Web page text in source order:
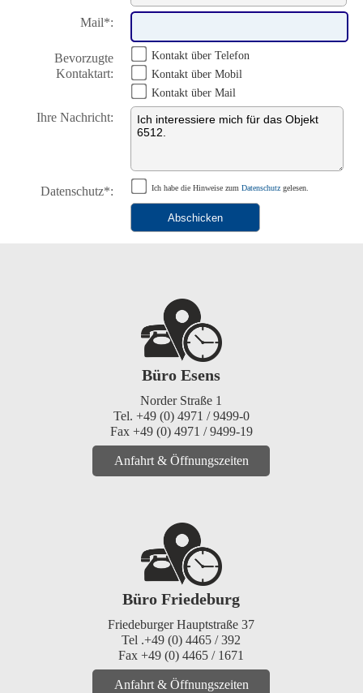
Mail*:
Bevorzugte
Kontaktart:
Kontakt über Telefon
Kontakt über Mobil
Kontakt über Mail
Ihre Nachricht:
Datenschutz*: Ich habe die Hinweise zumDatenschutz gelesen.
Büro Esens
Norder Straße 1
Tel. +49 (0) 4971 / 9499-0
Fax +49 (0) 4971 / 9499-19
Anfahrt & Öffnungszeiten
Büro Friedeburg
Friedeburger Hauptstraße 37
Tel .+49 (0) 4465 / 392
Fax +49 (0) 4465 / 1671
Anfahrt & Öffnungszeiten